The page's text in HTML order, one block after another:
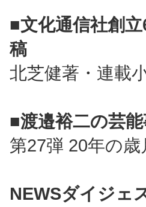
■文化通信社創
稿
北芝健著・連載
■渡邉裕二の芸
第27弾 20年の
NEWSダイジェ